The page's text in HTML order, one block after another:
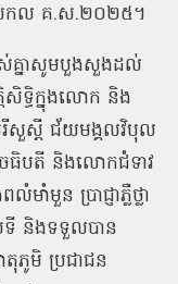
ាំសកល គ.ស.២០២៥។
ស់គ្នាសូមបួងសួងដល់
សិទ្ធិក្នុងលោក និង
សិរីសួស្ដី ជ័យមង្គលវិបុល
ចធិបតី និងលោកជំទាវ
មួន ប្រាជ្ញាភ្លឺថ្លា
ទី និងទទួលបាន
តុភូមិ ប្រជាជន